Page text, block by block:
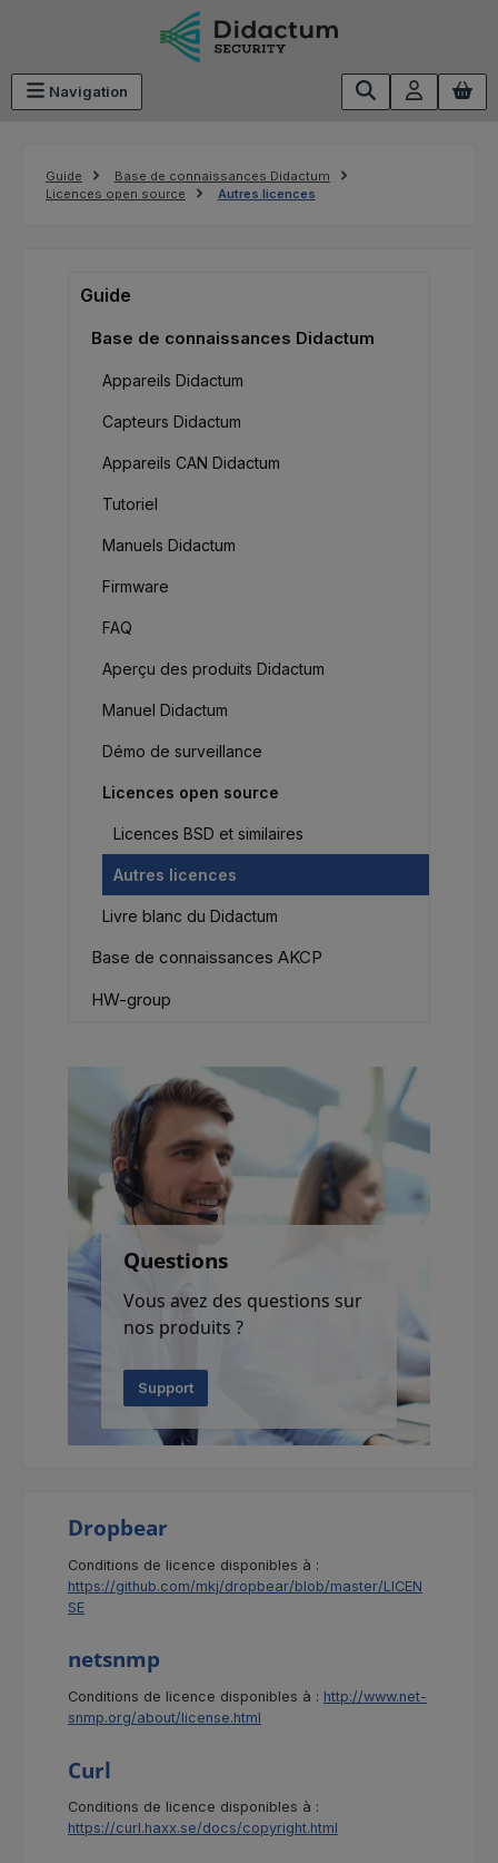
Passer au contenu principal
Navigation
Guide
Base de connaissances Didactum
Licences open source
Autres licences
Guide
Base de connaissances Didactum
Appareils Didactum
Capteurs Didactum
Appareils CAN Didactum
Tutoriel
Manuels Didactum
Firmware
FAQ
Aperçu des produits Didactum
Manuel Didactum
Démo de surveillance
Licences open source
Licences BSD et similaires
Autres licences
Livre blanc du Didactum
Base de connaissances AKCP
HW-group
Questions
Vous avez des questions sur
nos produits ?
Support
Dropbear
Conditions de licence disponibles à :
https://github.com/mkj/dropbear/blob/master/LICEN
SE
netsnmp
Conditions de licence disponibles à : http://www.net-
snmp.org/about/license.html
Curl
Conditions de licence disponibles à :
https://curl.haxx.se/docs/copyright.html